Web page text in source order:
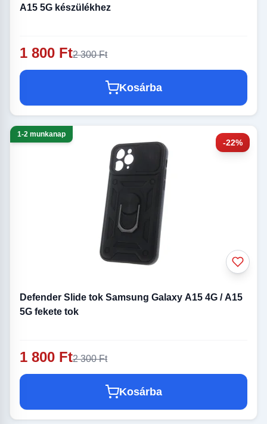
A15 5G készülékhez
1 800 Ft2 300 Ft
Kosárba
-22%
1-2 munkanap
Defender Slide tok Samsung Galaxy A15 4G / A15
5G fekete tok
1 800 Ft2 300 Ft
Kosárba